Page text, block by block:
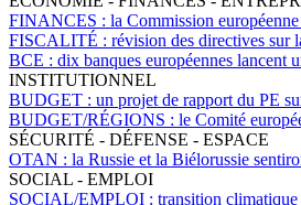
FINANCES : la Commission
FISCALITÉ : révision des directives sur
BCE : dix banques européennes lancent
INSTITUTIONNEL
BUDGET : un projet de rapport du PE
BUDGET/RÉGIONS : le Comité
SÉCURITÉ - DÉFENSE - ESPACE
OTAN : la Russie et la Biélorussie
SOCIAL - EMPLOI
SOCIAL/EMPLOI : transition climatique